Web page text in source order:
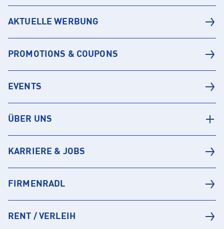
AKTUELLE WERBUNG
PROMOTIONS & COUPONS
EVENTS
ÜBER UNS
KARRIERE & JOBS
FIRMENRADL
RENT / VERLEIH